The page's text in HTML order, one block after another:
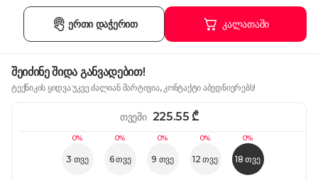
კალათაში
ერთი დაჭერით
შეიძინე შიდა განვადებით!
ტექნიკის ყიდვა უკვე ძალიან მარტივია, კონტაქტი აბედნიერებს!
0%
3 თვე
0%
6 თვე
0%
9 თვე
0%
12 თვე
0%
18 თვე
თვეში 225.55₾